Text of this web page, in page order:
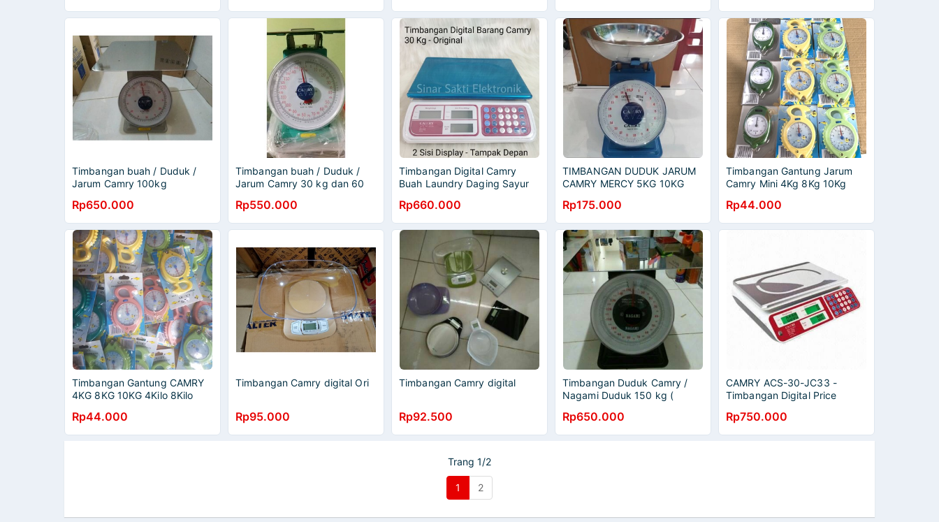
Timbangan buah / Duduk /
Jarum Camry 100kg
Rp650.000
Timbangan buah / Duduk /
Jarum Camry 30 kg dan 60
Rp550.000
Timbangan Digital Camry
Buah Laundry Daging Sayur
Original Malang
Rp660.000
TIMBANGAN DUDUK JARUM
CAMRY MERCY 5KG 10KG
BUAH LAUNDRY
Rp175.000
Timbangan Gantung Jarum
Camry Mini 4Kg 8Kg 10Kg
Rp44.000
Timbangan Gantung CAMRY
4KG 8KG 10KG 4Kilo 8Kilo
Rp44.000
Timbangan Camry digital Ori
Rp95.000
Timbangan Camry digital
Rp92.500
Timbangan Duduk Camry /
Nagami Duduk 150 kg (
Rp650.000
CAMRY ACS-30-JC33 -
Timbangan Digital Price
Rp750.000
Trang 1/2
1 2